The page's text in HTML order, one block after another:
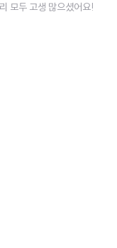
모두 고생 많으셨어요!